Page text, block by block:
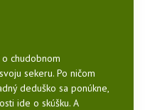
chudobnom
sekeru. Po ničom
deduško sa ponúkne,
ide o skúšku. A